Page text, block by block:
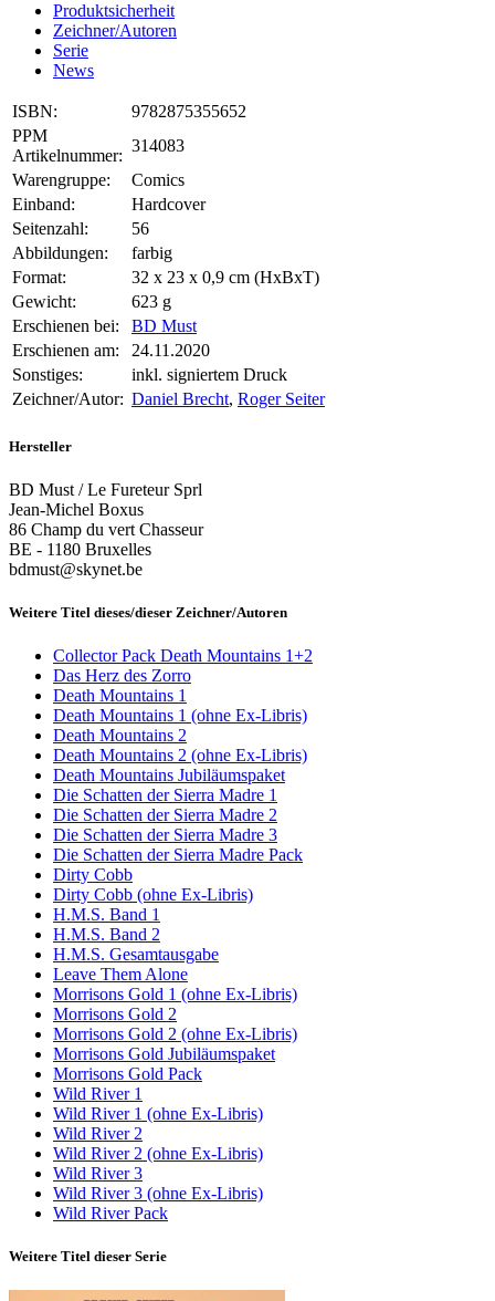
Produktsicherheit
Zeichner/Autoren
Serie
News
ISBN:
9782875355652
PPM
Artikelnummer:
314083
Warengruppe:
Comics
Einband:
Hardcover
Seitenzahl:
56
Abbildungen:
farbig
Format:
32 x 23 x 0,9 cm (HxBxT)
Gewicht:
623 g
Erschienen bei:
BD Must
Erschienen am:
24.11.2020
Sonstiges:
inkl. signiertem Druck
Zeichner/Autor: Daniel Brecht, Roger Seiter
Hersteller
BD Must / Le Fureteur Sprl
Jean-Michel Boxus
86 Champ du vert Chasseur
BE - 1180 Bruxelles
bdmust@skynet.be
Weitere Titel dieses/dieser Zeichner/Autoren
Collector Pack Death Mountains 1+2
Das Herz des Zorro
Death Mountains 1
Death Mountains 1 (ohne Ex-Libris)
Death Mountains 2
Death Mountains 2 (ohne Ex-Libris)
Death Mountains Jubiläumspaket
Die Schatten der Sierra Madre 1
Die Schatten der Sierra Madre 2
Die Schatten der Sierra Madre 3
Die Schatten der Sierra Madre Pack
Dirty Cobb
Dirty Cobb (ohne Ex-Libris)
H.M.S. Band 1
H.M.S. Band 2
H.M.S. Gesamtausgabe
Leave Them Alone
Morrisons Gold 1 (ohne Ex-Libris)
Morrisons Gold 2
Morrisons Gold 2 (ohne Ex-Libris)
Morrisons Gold Jubiläumspaket
Morrisons Gold Pack
Wild River 1
Wild River 1 (ohne Ex-Libris)
Wild River 2
Wild River 2 (ohne Ex-Libris)
Wild River 3
Wild River 3 (ohne Ex-Libris)
Wild River Pack
Weitere Titel dieser Serie